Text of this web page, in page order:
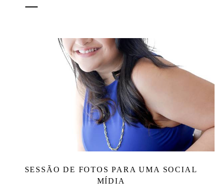
SESSÃO DE FOTOS PARA UMA SOCIAL
MÍDIA